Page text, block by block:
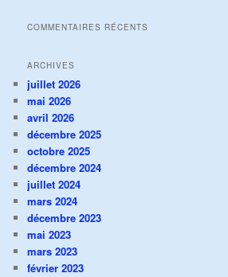
COMMENTAIRES RÉCENTS
ARCHIVES
juillet 2026
mai 2026
avril 2026
décembre 2025
octobre 2025
décembre 2024
juillet 2024
mars 2024
décembre 2023
mai 2023
mars 2023
février 2023